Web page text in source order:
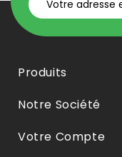
Produits
Notre Société
Votre Compte